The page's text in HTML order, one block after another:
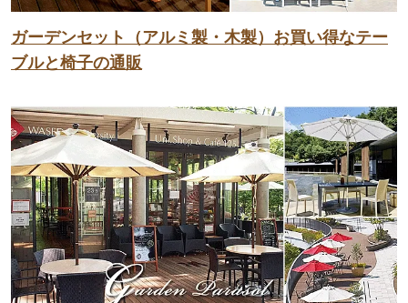
ガーデンセット（アルミ製・木製）お買い得なテー
ブルと椅子の通販